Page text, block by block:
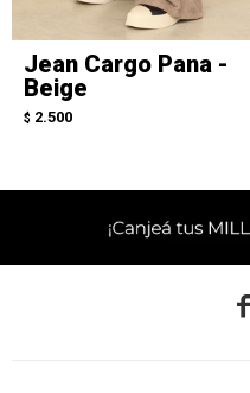
Jean Cargo Pana -
Beige
$ 2.500
